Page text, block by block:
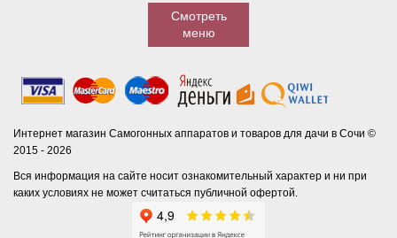
Смотреть
меню
Интернет магазин Самогонных аппаратов и товаров для дачи в Сочи ©
2015 - 2026
Вся информация на сайте носит ознакомительный характер и ни при
каких условиях не может считаться публичной офертой.